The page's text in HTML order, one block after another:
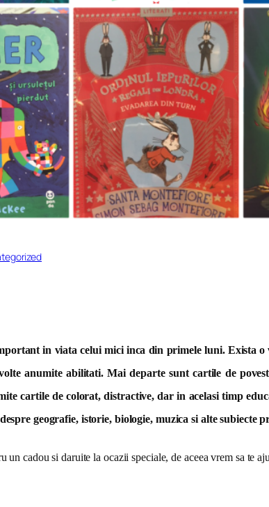
in viata celui mici inca din primele luni. Exista o
anumite abilitati. Mai departe sunt cartile de
cartile de colorat, distractive, dar in acelasi timp
geografie, istorie, biologie, muzica si alte subiecte
un cadou si daruite la ocazii speciale, de aceea vrem sa te